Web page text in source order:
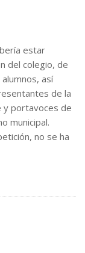
estar
del colegio, de
así
de la
y portavoces de
municipal.
no se ha